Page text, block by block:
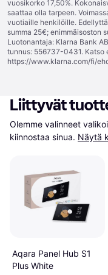
vuosikorko 17,50%.
saattaa olla tarpeen.
vuotiaille henkilöille.
summa 25€; enimmäisoston
Luotonantaja: Klarna Bank
tunnus: 556737-0431. Katso
https://www.klarna.com/fi/
Liittyvät
Olemme valinneet
kiinnostaa sinua. Näytä
Aqara Panel Hub S1
Plus White